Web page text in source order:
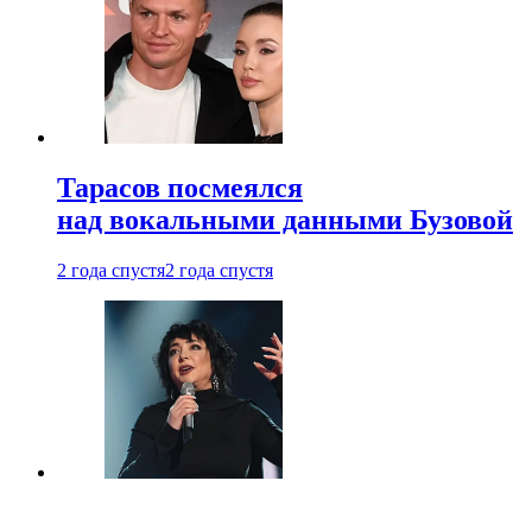
Тарасов посмеялся
над вокальными данными Бузовой
2 года спустя2 года спустя